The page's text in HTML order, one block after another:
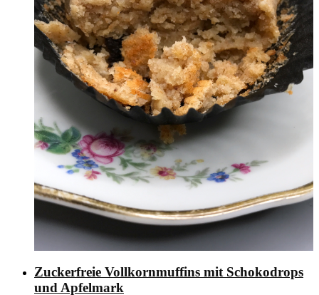
Zuckerfreie Vollkornmuffins mit Schokodrops
und Apfelmark